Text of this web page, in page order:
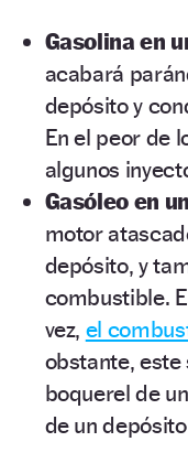
Gasolina en
acabará
depósito y
En el peor de
algunos
Gasóleo en
motor
depósito, y
combustible.
vez, el
obstante,
boquerel de
de un